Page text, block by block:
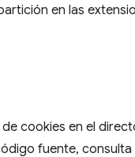
en las
de cookies en el
fuente, consulta